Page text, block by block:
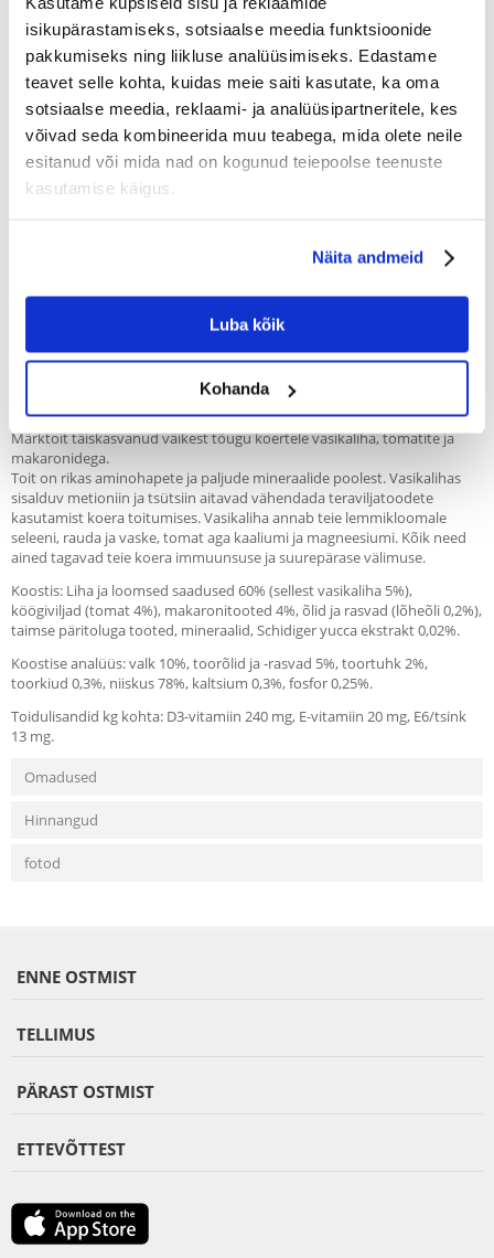
isikupärastamiseks, sotsiaalse meedia funktsioonide
pakkumiseks ning liikluse analüüsimiseks. Edastame
teavet selle kohta, kuidas meie saiti kasutate, ka oma
sotsiaalse meedia, reklaami- ja analüüsipartneritele, kes
võivad seda kombineerida muu teabega, mida olete neile
esitanud või mida nad on kogunud teiepoolse teenuste
kasutamise käigus.
Näita andmeid
Luba kõik
Kohanda
100%
Recommend
DOLINA NOTECI Premium väiketõugu vasikaliha, tomatite ja pastaga
Märktoit täiskasvanud väikest tõugu koertele vasikaliha, tomatite ja
makaronidega.
Toit on rikas aminohapete ja paljude mineraalide poolest. Vasikalihas
sisalduv metioniin ja tsütsiin aitavad vähendada teraviljatoodete
kasutamist koera toitumises. Vasikaliha annab teie lemmikloomale
seleeni, rauda ja vaske, tomat aga kaaliumi ja magneesiumi. Kõik need
ained tagavad teie koera immuunsuse ja suurepärase välimuse.
Koostis: Liha ja loomsed saadused 60% (sellest vasikaliha 5%),
köögiviljad (tomat 4%), makaronitooted 4%, õlid ja rasvad (lõheõli 0,2%),
taimse päritoluga tooted, mineraalid, Schidiger yucca ekstrakt 0,02%.
Koostise analüüs: valk 10%, toorõlid ja -rasvad 5%, toortuhk 2%,
toorkiud 0,3%, niiskus 78%, kaltsium 0,3%, fosfor 0,25%.
Toidulisandid kg kohta: D3-vitamiin 240 mg, E-vitamiin 20 mg, E6/tsink
13 mg.
Omadused
Hinnangud
fotod
ENNE OSTMIST
TELLIMUS
PÄRAST OSTMIST
ETTEVÕTTEST